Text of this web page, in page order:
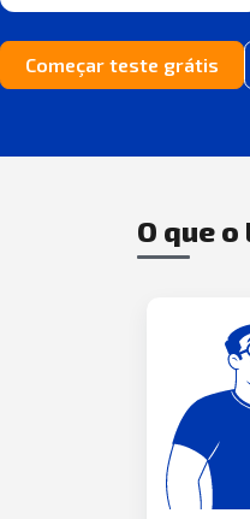
Começar teste grátis
O que